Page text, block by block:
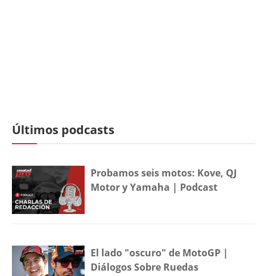
Últimos podcasts
Probamos seis motos: Kove, QJ
Motor y Yamaha | Podcast
El lado "oscuro" de MotoGP |
Diálogos Sobre Ruedas